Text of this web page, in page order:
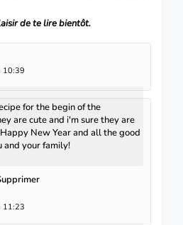
de te lire bientôt.
10:39
for the begin of the
are cute and i'm sure they are
New Year and all the good
and your family!
11:23